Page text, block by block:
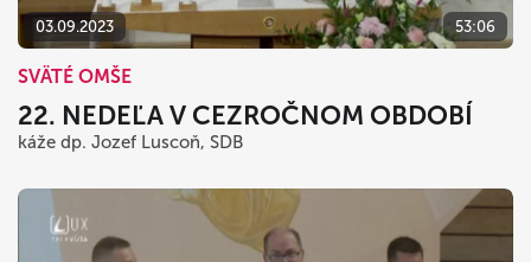
03.09.2023 53:06
SVÄTÉ OMŠE
22. NEDEĽA V CEZROČNOM OBDOBÍ
káže dp. Jozef Luscoň, SDB